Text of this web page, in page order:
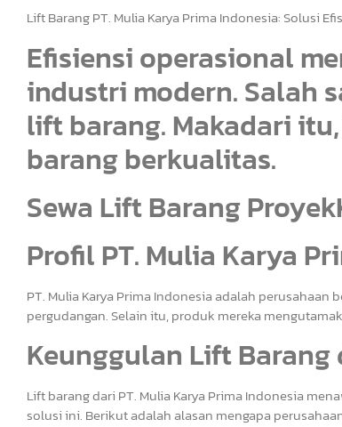
Lift Barang PT. Mulia Karya Prima Indonesia: Solusi
Efisiensi operasional
industri modern. Salah
lift barang. Makadari
barang berkualitas.
Sewa Lift Barang
Profil PT. Mulia Karya
PT. Mulia Karya Prima Indonesia adalah
pergudangan. Selain itu, produk mereka
Keunggulan Lift Barang
Lift barang dari PT. Mulia Karya Prima Indonesia
solusi ini. Berikut adalah alasan mengapa